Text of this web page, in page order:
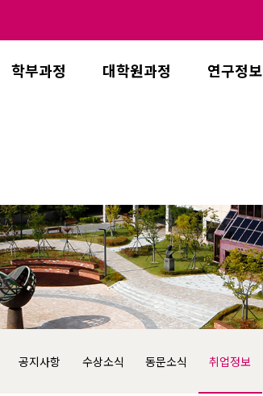
학부과정 대학원과정 연구정보
공지사항 수상소식 동문소식 취업정보